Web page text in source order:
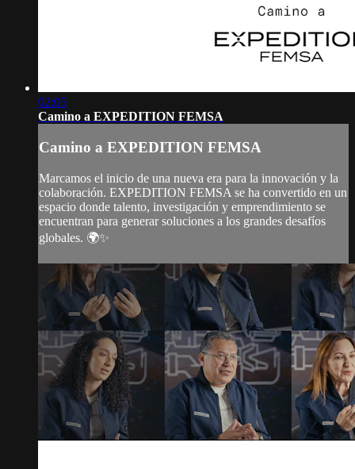
02:05
Camino a EXPEDITION FEMSA
Camino a EXPEDITION FEMSA
Marcamos el inicio de una nueva era para la innovación y la
colaboración. EXPEDITION FEMSA se ha convertido en un
espacio donde talento, investigación y emprendimiento se
encuentran para generar soluciones a los grandes desafíos
globales. 🌍✨